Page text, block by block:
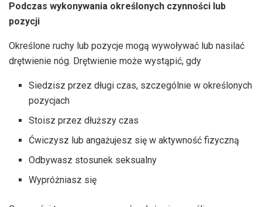
Podczas wykonywania określonych czynności lub
pozycji
Określone ruchy lub pozycje mogą wywoływać lub nasilać
drętwienie nóg. Drętwienie może wystąpić, gdy
Siedzisz przez długi czas, szczególnie w określonych
pozycjach
Stoisz przez dłuższy czas
Ćwiczysz lub angażujesz się w aktywność fizyczną
Odbywasz stosunek seksualny
Wypróżniasz się